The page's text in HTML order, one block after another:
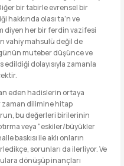
bir tabirle evrensel bir
hakkında olası ta’n ve
diyen her bir ferdin vazifesi
vahiy mahsulü değil de
muteber düşünce ve
dolayısıyla zamanla
eden hadislerin ortaya
zaman dilimine hitap
bu değerleri birilerinin
veya “eskiler/büyükler
baskısı ile aklı onların
sorunları da ilerliyor. Ve
dönüşüp inançları